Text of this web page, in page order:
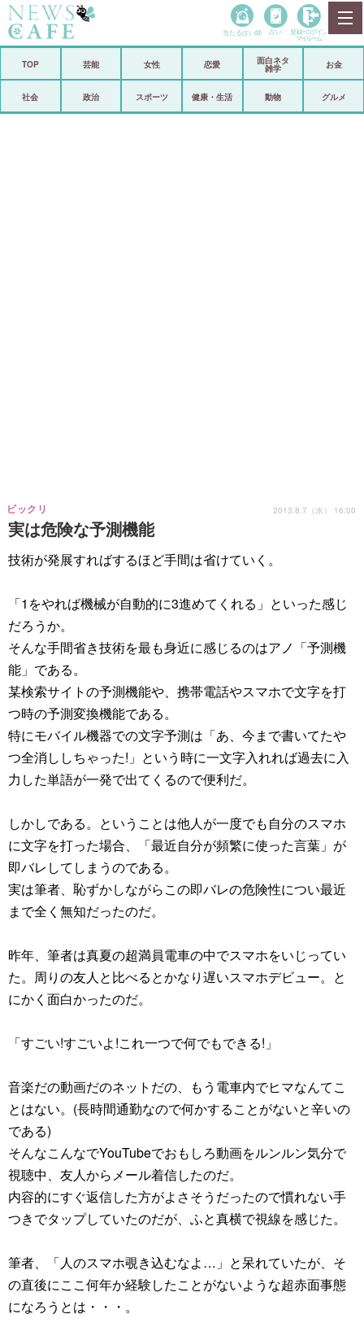
政治
当たる占い師 占い 登録• ログイン
マイルーム
TOP 芸能 女性 恋愛
面白ネタ
雑学
お金
社会 政治 スポーツ 健康・生活 動物 グルメ
実は危険な予測機能
ビックリ 2013.8.7（水） 16:00
技術が発展すればするほど手間は省けていく。
「1をやれば機械が自動的に3進めてくれる」といった感じ
だろうか。
そんな手間省き技術を最も身近に感じるのはアノ「予測機
能」である。
某検索サイトの予測機能や、携帯電話やスマホで文字を打
つ時の予測変換機能である。
特にモバイル機器での文字予測は「あ、今まで書いてたや
つ全消ししちゃった!」という時に一文字入れれば過去に入
力した単語が一発で出てくるので便利だ。
しかしである。ということは他人が一度でも自分のスマホ
に文字を打った場合、「最近自分が頻繁に使った言葉」が
即バレしてしまうのである。
実は筆者、恥ずかしながらこの即バレの危険性につい最近
まで全く無知だったのだ。
昨年、筆者は真夏の超満員電車の中でスマホをいじってい
た。周りの友人と比べるとかなり遅いスマホデビュー。と
にかく面白かったのだ。
「すごい!すごいよ!これ一つで何でもできる!」
音楽だの動画だのネットだの、もう電車内でヒマなんてこ
とはない。(長時間通勤なので何かすることがないと辛いの
である)
そんなこんなでYouTubeでおもしろ動画をルンルン気分で
視聴中、友人からメール着信したのだ。
内容的にすぐ返信した方がよさそうだったので慣れない手
つきでタップしていたのだが、ふと真横で視線を感じた。
筆者、「人のスマホ覗き込むなよ…」と呆れていたが、そ
の直後にここ何年か経験したことがないような超赤面事態
になろうとは・・・。